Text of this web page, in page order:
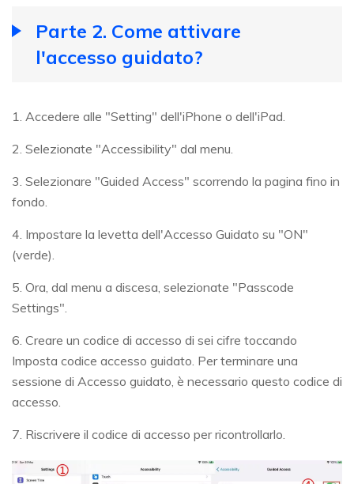
Parte 2. Come attivare
l'accesso guidato?
1. Accedere alle "Setting" dell'iPhone o dell'iPad.
2. Selezionate "Accessibility" dal menu.
3. Selezionare "Guided Access" scorrendo la pagina fino in
fondo.
4. Impostare la levetta dell'Accesso Guidato su "ON"
(verde).
5. Ora, dal menu a discesa, selezionate "Passcode
Settings".
6. Creare un codice di accesso di sei cifre toccando
Imposta codice accesso guidato. Per terminare una
sessione di Accesso guidato, è necessario questo codice di
accesso.
7. Riscrivere il codice di accesso per ricontrollarlo.